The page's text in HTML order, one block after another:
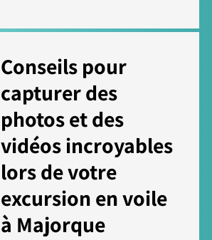
Conseils pour
capturer des
photos et des
vidéos incroyables
lors de votre
excursion en voile
à Majorque